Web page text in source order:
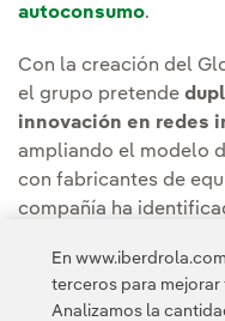
autoconsumo.
Con la creación del
el grupo pretende
innovación en redes
ampliando el modelo
con fabricantes de
compañía ha
millones de euros.
En
terceros para mejorar
Analizamos la